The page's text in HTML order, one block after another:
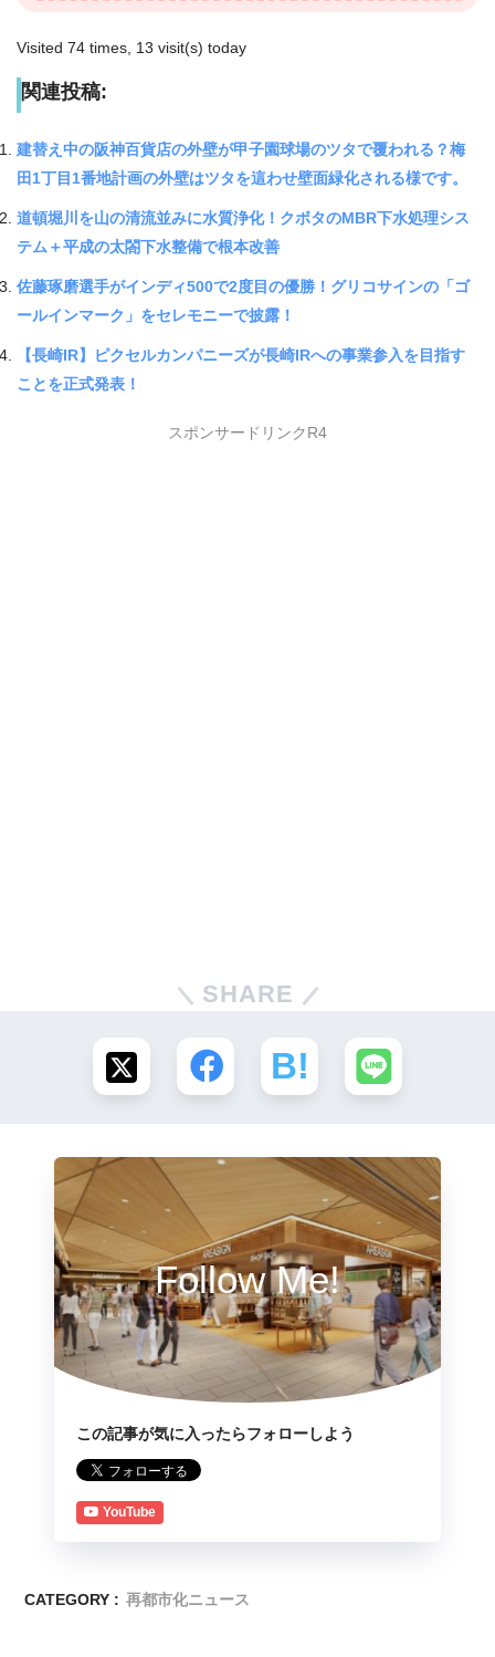
Visited 74 times, 13 visit(s) today
関連投稿:
建替え中の阪神百貨店の外壁が甲子園球場のツタで覆われる？梅
田1丁目1番地計画の外壁はツタを這わせ壁面緑化される様です。
道頓堀川を山の清流並みに水質浄化！クボタのMBR下水処理シス
テム＋平成の太閤下水整備で根本改善
佐藤琢磨選手がインディ500で2度目の優勝！グリコサインの「ゴ
ールインマーク」をセレモニーで披露！
【長崎IR】ピクセルカンパニーズが長崎IRへの事業参入を目指す
ことを正式発表！
スポンサードリンクR4
SHARE
Follow Me!
この記事が気に入ったらフォローしよう
YouTube
CATEGORY : 再都市化ニュース